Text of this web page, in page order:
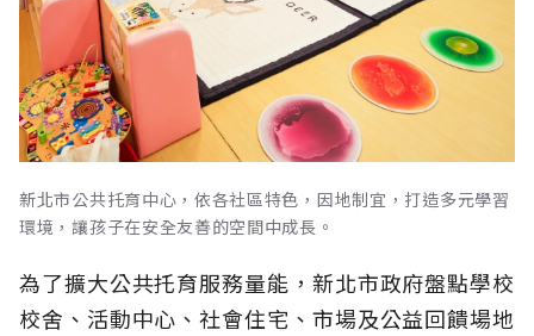
新北市公共托育中心，依各社區特色，因地制宜，打造多元學習
環境，讓孩子在安全友善的空間中成長。
為了擴大公共托育服務量能，新北市政府盤點學校
校舍、活動中心、社會住宅、市場及公益回饋場地